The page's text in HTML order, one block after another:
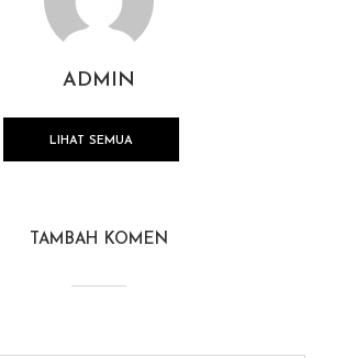
ADMIN
LIHAT SEMUA
TAMBAH KOMEN